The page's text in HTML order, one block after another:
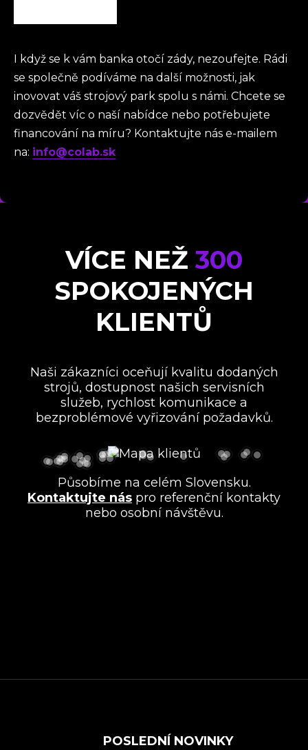
I když se k vám banka otočí zády, nezoufejte. Rádi
se společně podíváme na další možnosti, jak
inovovat váš strojový park spolu s námi. Chcete se
dozvědět víc o naší nabídce nebo potřebujete
financování na míru? Kontaktujte nás e-mailem
na: info@colab.sk
VÍCE NEŽ 300
SPOKOJENÝCH
KLIENTŮ
Naši zákazníci oceňují kvalitu dodaných
strojů, dostupnost našich servisních
služeb, rychlost komunikace a
bezproblémové vyřizování požadavků.
Působíme na celém Slovensku.
Kontaktujte nás pro referenční kontakty
nebo osobní návštěvu.
POSLEDNÍ NOVINKY